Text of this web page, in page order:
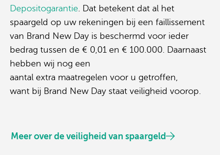
Depositogarantie. Dat betekent dat al het
spaargeld op uw rekeningen bij een faillissement
van Brand New Day is beschermd voor ieder
bedrag tussen de € 0,01 en € 100.000. Daarnaast
hebben wij nog een
aantal extra maatregelen voor u getroffen,
want bij Brand New Day staat veiligheid voorop.
Meer over de veiligheid van spaargeld